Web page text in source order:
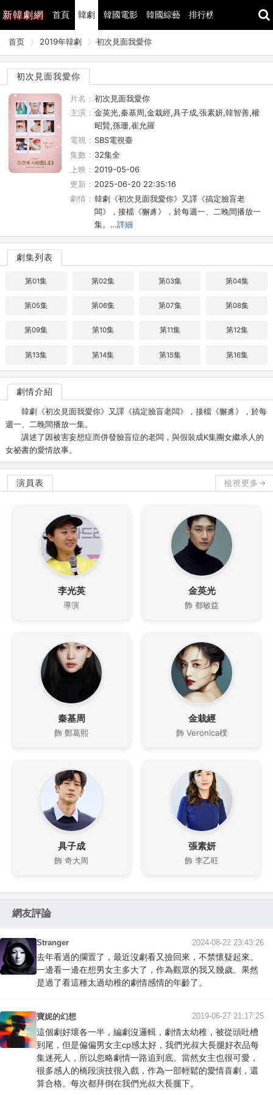
新韓劇網 首頁 韓劇 韓國電影 韓國綜藝 排行榜
首页 2019年韓劇 初次見面我愛你
初次見面我愛你
片名： 初次見面我愛你
主演： 金英光,秦基周,金栽經,具子成,張素妍,韓智善,權
昭賢,孫珊,崔允羅
電視： SBS電視臺
集數： 32集全
上映： 2019-05-06
更新： 2025-06-20 22:35:16
劇情： 韓劇《初次見面我愛你》又譯《搞定臉盲老
闆》，接檔《獬豸》，於每週一、二晚間播放一
集。…詳細
劇集列表
第01集 第02集 第03集 第04集
第05集 第06集 第07集 第08集
第09集 第10集 第11集 第12集
第13集 第14集 第15集 第16集
劇情介紹
韓劇《初次見面我愛你》又譯《搞定臉盲老闆》，接檔《獬豸》，於每
週一、二晚間播放一集。
講述了因被害妄想症而併發臉盲症的老闆，與假裝成K集團女繼承人的
女祕書的愛情故事。
演員表 檢視更多→
李光英
導演
金英光
飾 都敏益
秦基周
飾 鄭葛熙
金栽經
飾 Veronica樸
具子成
飾 奇大周
張素妍
飾 李乙旺
網友評論
Stranger 2024-08-22 23:43:26
去年看過的擱置了，最近沒劇看又撿回來，不禁懷疑起來。
一邊看一邊在想男女主多大了，作為觀眾的我又幾歲。果然
是過了看這種太過幼稚的劇情感情的年齡了。
寶妮的幻想 2019-06-27 21:17:25
這個劇好壞各一半，編劇沒邏輯，劇情太幼稚，被從頭吐槽
到尾，但是偏偏男女主cp感太好，我們光叔大長腿好衣品每
集迷死人，所以忽略劇情一路追到底。當然女主也很可愛，
很多感人的橋段演技很入戲，作為一部輕鬆的愛情喜劇，還
算合格。每次都拜倒在我們光叔大長腿下。